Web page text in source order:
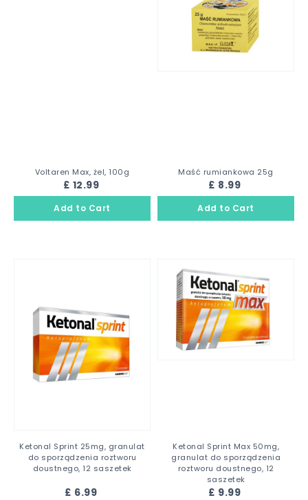
Voltaren Max, żel, 100g
£ 12.99
Maść rumiankowa 25g
£ 8.99
Ketonal Sprint 25mg, granulat
do sporządzenia roztworu
doustnego, 12 saszetek
£ 6.99
Ketonal Sprint Max 50mg,
granulat do sporządzenia
roztworu doustnego, 12
saszetek
£ 9.99